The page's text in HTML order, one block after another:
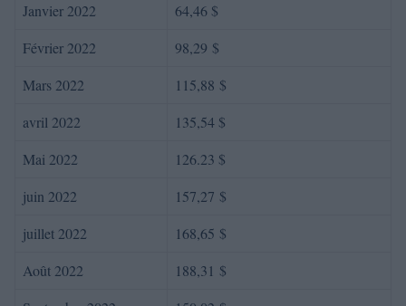
Janvier 2022
64,46 $
Février 2022
98,29 $
Mars 2022
115,88 $
avril 2022
135,54 $
Mai 2022
126.23 $
juin 2022
157,27 $
juillet 2022
168,65 $
Août 2022
188,31 $